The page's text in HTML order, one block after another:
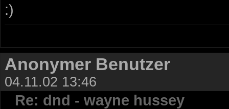
:)
Anonymer Benutzer
04.11.02 13:46
Re: dnd - wayne hussey